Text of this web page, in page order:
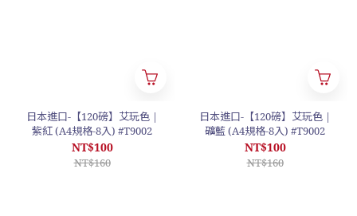
日本進口-【120磅】艾玩色 |
紫紅 (A4規格-8入) #T9002
NT$100
NT$160
日本進口-【120磅】艾玩色 |
礦藍 (A4規格-8入) #T9002
NT$100
NT$160